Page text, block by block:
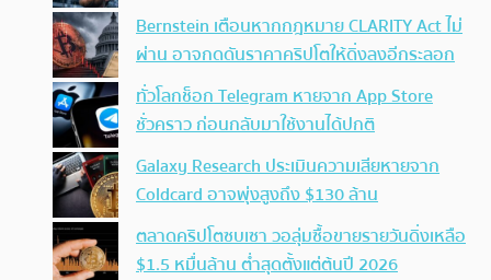
Bernstein เตือนหากกฎหมาย CLARITY Act ไม่
ผ่าน อาจกดดันราคาคริปโตให้ดิ่งลงอีกระลอก
ทั่วโลกช็อก Telegram หายจาก App Store
ชั่วคราว ก่อนกลับมาใช้งานได้ปกติ
Galaxy Research ประเมินความเสียหายจาก
Coldcard อาจพุ่งสูงถึง $130 ล้าน
ตลาดคริปโตซบเซา วอลุ่มซื้อขายรายวันดิ่งเหลือ
$1.5 หมื่นล้าน ต่ำสุดตั้งแต่ต้นปี 2026